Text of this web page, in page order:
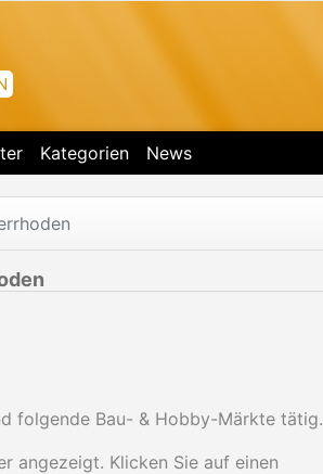
Kategorien News
folgende Bau- & Hobby-Märkte tätig.
angezeigt. Klicken Sie auf einen